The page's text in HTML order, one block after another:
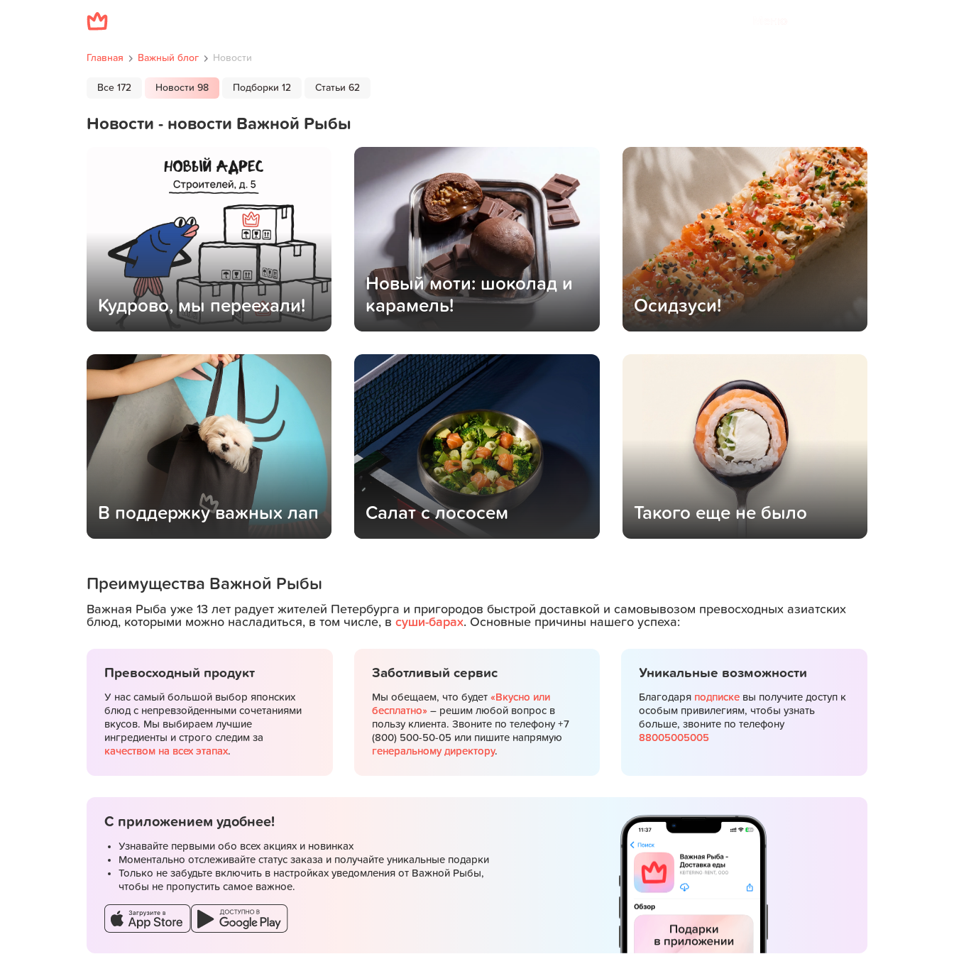
Главная Важный блог Новости
Все 172 Новости 98 Подборки 12 Статьи 62
Новости - новости Важной Рыбы
Кудрово, мы переехали!
Новый моти: шоколад и
карамель!
Осидзуси!
В поддержку важных лап Салат с лососем Такого еще не было
Преимущества Важной Рыбы
Важная Рыба уже 13 лет радует жителей Петербурга и пригородов быстрой доставкой и самовывозом превосходных азиатских
блюд, которыми можно насладиться, в том числе, в суши-барах. Основные причины нашего успеха:
Превосходный продукт
У нас самый большой выбор японских
блюд с непревзойденными сочетаниями
вкусов. Мы выбираем лучшие
ингредиенты и строго следим за
качеством на всех этапах.
Заботливый сервис
Мы обещаем, что будет «Вкусно или
бесплатно»– решим любой вопрос в
пользу клиента. Звоните по телефону +7
(800) 500-50-05 или пишите напрямую
генеральному директору.
Уникальные возможности
Благодаря подписке вы получите доступ к
особым привилегиям, чтобы узнать
больше, звоните по телефону
88005005005
С приложением удобнее!
Узнавайте первыми обо всех акциях и новинках
Моментально отслеживайте статус заказа и получайте уникальные подарки
Только не забудьте включить в настройках уведомления от Важной Рыбы,
чтобы не пропустить самое важное.